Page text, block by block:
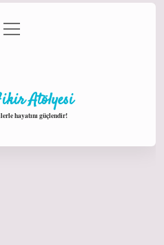
Politikası
menüyü
aç
Atölyesi
hayatını güçlendir!